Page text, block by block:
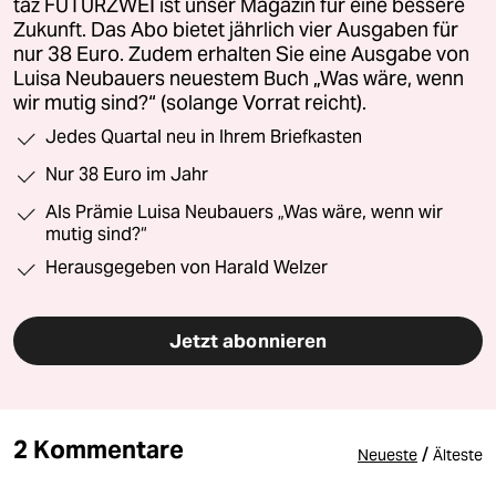
taz FUTURZWEI ist unser Magazin für eine bessere
Zukunft. Das Abo bietet jährlich vier Ausgaben für
nur 38 Euro. Zudem erhalten Sie eine Ausgabe von
Luisa Neubauers neuestem Buch „Was wäre, wenn
wir mutig sind?“ (solange Vorrat reicht).
Jedes Quartal neu in Ihrem Briefkasten
Nur 38 Euro im Jahr
Als Prämie Luisa Neubauers „Was wäre, wenn wir
mutig sind?“
Herausgegeben von Harald Welzer
Jetzt abonnieren
2 Kommentare Neueste / Älteste